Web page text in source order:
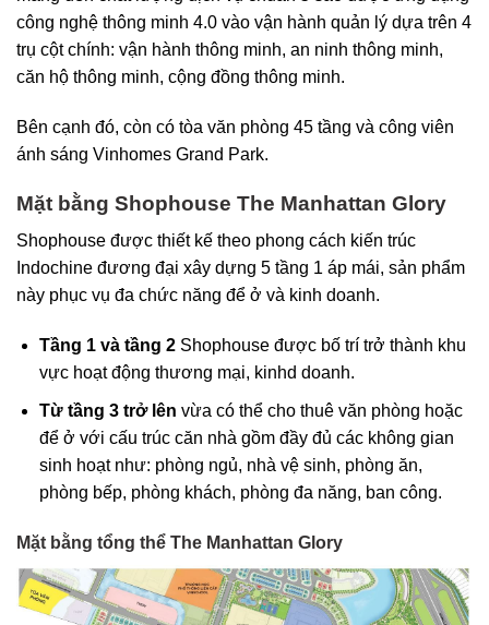
công nghệ thông minh 4.0 vào vận hành quản lý dựa trên 4
trụ cột chính: vận hành thông minh, an ninh thông minh,
căn hộ thông minh, cộng đồng thông minh.
Bên cạnh đó, còn có tòa văn phòng 45 tầng và công viên
ánh sáng Vinhomes Grand Park.
Mặt bằng Shophouse The Manhattan Glory
Shophouse được thiết kế theo phong cách kiến trúc
Indochine đương đại xây dựng 5 tầng 1 áp mái, sản phẩm
này phục vụ đa chức năng để ở và kinh doanh.
Tầng 1 và tầng 2Shophouse được bố trí trở thành khu
vực hoạt động thương mại, kinhd doanh.
Từ tầng 3 trở lên vừa có thể cho thuê văn phòng hoặc
để ở với cấu trúc căn nhà gồm đầy đủ các không gian
sinh hoạt như: phòng ngủ, nhà vệ sinh, phòng ăn,
phòng bếp, phòng khách, phòng đa năng, ban công.
Mặt bằng tổng thể The Manhattan Glory